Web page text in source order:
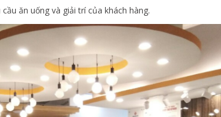
ăn uống và giải trí của khách hàng.